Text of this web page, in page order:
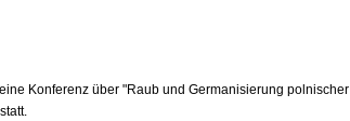
Konferenz über "Raub und Germanisierung polnischer